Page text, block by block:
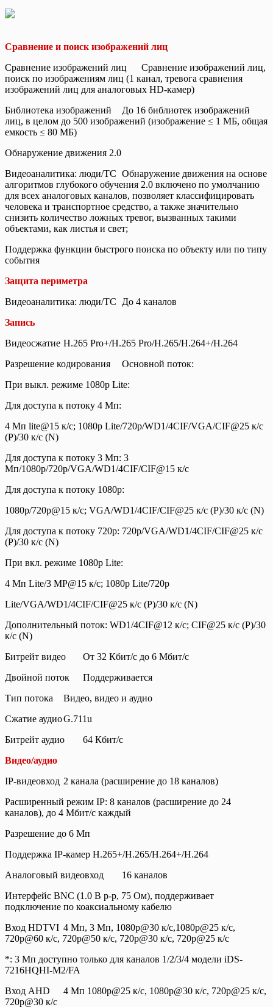
Сравнение и поиск изображений лиц
Cравнение изображений лиц
Сравнение изображений лиц,
поиск по изображениям лиц (1 канал, тревога сравнения
изображений лиц для аналоговых HD-камер)
Библиотека изображений
До 16 библиотек изображений
лиц, в целом до 500 изображений (изображение ≤ 1 MБ, общая
емкость ≤ 80 МБ)
Обнаружение движения 2.0
Видеоаналитика: люди/ТС Обнаружение движения на основе
алгоритмов глубокого обучения 2.0 включено по умолчанию
для всех аналоговых каналов, позволяет классифицировать
человека и транспортное средство, а также значительно
снизить количество ложных тревог, вызванных такими
объектами, как листья и свет;
Поддержка функции быстрого поиска по объекту или по типу
события
Защита периметра
Видеоаналитика: люди/ТС
До 4 каналов
Запись
Видеосжатие H.265 Pro+/H.265 Pro/H.265/H.264+/H.264
Разрешение кодирования
Основной поток:
При выкл. режиме 1080p Lite:
Для доступа к потоку 4 Мп:
4 Мп lite@15 к/с; 1080p Lite/720p/WD1/4CIF/VGA/CIF@25 к/с
(P)/30 к/с (N)
Для доступа к потоку 3 Мп: 3
Мп/1080p/720p/VGA/WD1/4CIF/CIF@15 к/с
Для доступа к потоку 1080p:
1080p/720p@15 к/с; VGA/WD1/4CIF/CIF@25 к/с (P)/30 к/с (N)
Для доступа к потоку 720p: 720p/VGA/WD1/4CIF/CIF@25 к/с
(P)/30 к/с (N)
При вкл. режиме 1080p Lite:
4 Мп Lite/3 MP@15 к/с; 1080p Lite/720p
Lite/VGA/WD1/4CIF/CIF@25 к/с (P)/30 к/с (N)
Дополнительный поток: WD1/4CIF@12 к/с; CIF@25 к/с (P)/30
к/с (N)
Битрейт видео
От 32 Кбит/с до 6 Мбит/с
Двойной поток
Поддерживается
Тип потока
Видео, видео и аудио
Сжатие аудиоG.711u
Битрейт аудио
64 Кбит/с
Видео/аудио
IP-видеовход 2 канала (расширение до 18 каналов)
Расширенный режим IP: 8 каналов (расширение до 24
каналов), до 4 Мбит/с каждый
Разрешение до 6 Mп
Поддержка IP-камер H.265+/H.265/H.264+/H.264
Аналоговый видеовход
16 каналов
Интерфейс BNC (1.0 В p-p, 75 Ом), поддерживает
подключение по коаксиальному кабелю
Вход HDTVI 4 Мп, 3 Мп, 1080p@30 к/с,1080p@25 к/с,
720p@60 к/с, 720p@50 к/с, 720p@30 к/с, 720p@25 к/с
*: 3 Мп доступно только для каналов 1/2/3/4 модели iDS-
7216HQHI-M2/FA
Вход AHD
4 Мп 1080p@25 к/с, 1080p@30 к/с, 720p@25 к/с,
720p@30 к/с